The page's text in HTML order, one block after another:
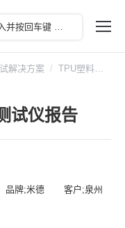
解决方案 TPU塑料…
试仪报告
牌;米德 客户;泉州